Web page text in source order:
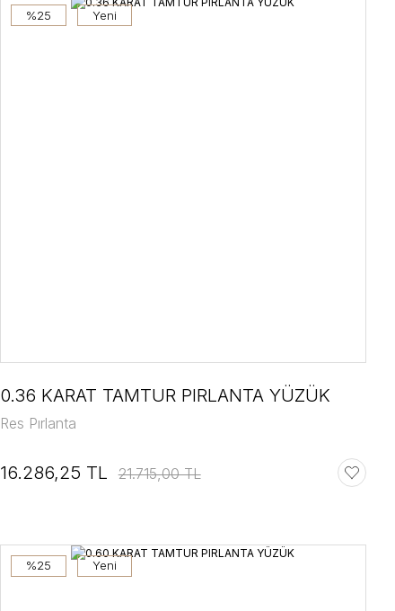
%25 Yeni
0.36 KARAT TAMTUR PIRLANTA YÜZÜK
Res Pırlanta
16.286,25 TL 21.715,00 TL
%25 Yeni